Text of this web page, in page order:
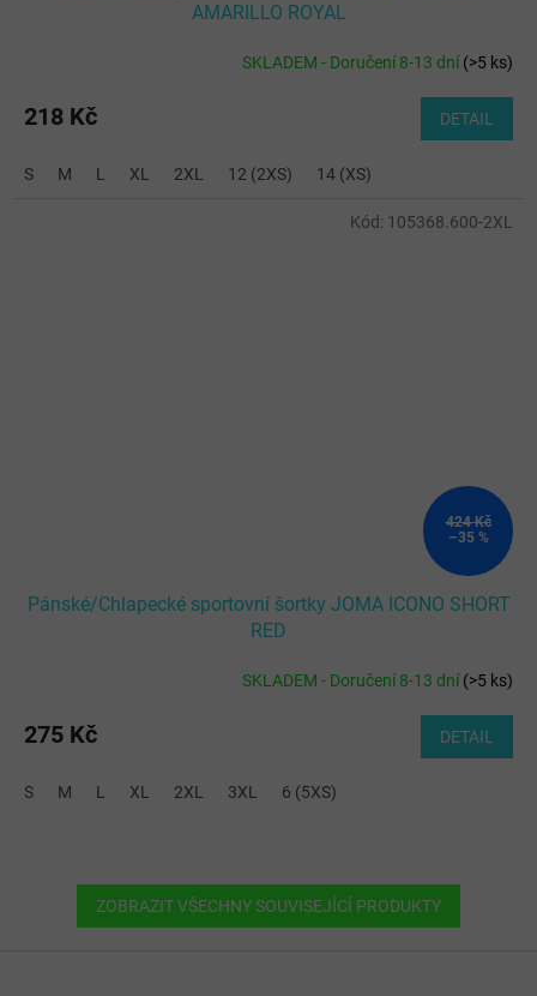
AMARILLO ROYAL
SKLADEM - Doručení 8-13 dní(>5 ks)
218 Kč DETAIL
S M L XL 2XL 12 (2XS) 14 (XS)
424 Kč
–35 %
Pánské/Chlapecké sportovní šortky JOMA ICONO SHORT
RED
SKLADEM - Doručení 8-13 dní(>5 ks)
275 Kč DETAIL
S M L XL 2XL 3XL 6 (5XS)
Kód: 105368.600-2XL
ZOBRAZIT VŠECHNY SOUVISEJÍCÍ PRODUKTY